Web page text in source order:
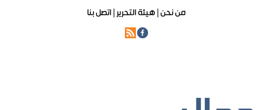
من نحن | هيئة التحرير | اتصل بنا